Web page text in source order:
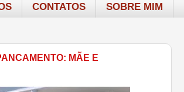
CONTATOS SOBRE MIM
MÃE E